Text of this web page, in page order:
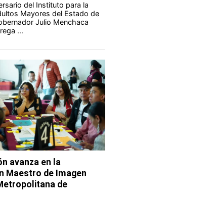
del Instituto para la
Mayores del Estado de
Julio Menchaca
...
avanza en la
Maestro de Imagen
de